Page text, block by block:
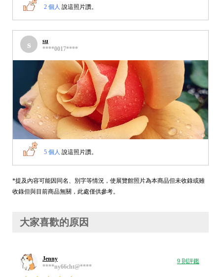
2 個人 說這照片讚。
s
su
****0017****
5 個人 說這照片讚。
*提及內容可能因同名、別字等情況，使展覽館照片為本商品但未收錄或雖
收錄但與目前商品無關，此處僅供參考。
大家喜歡的原因
Jenny
****ny66cht@****
9 則評鑑